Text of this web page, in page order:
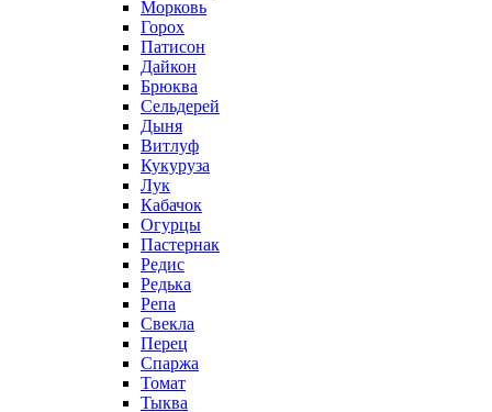
Морковь
Горох
Патисон
Дайкон
Брюква
Сельдерей
Дыня
Витлуф
Кукуруза
Лук
Кабачок
Огурцы
Пастернак
Редис
Редька
Репа
Свекла
Перец
Спаржа
Томат
Тыква